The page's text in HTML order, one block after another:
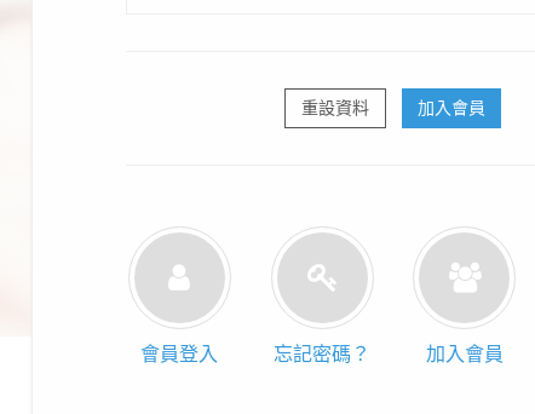
重設資料 加入會員
會員登入 忘記密碼？ 加入會員